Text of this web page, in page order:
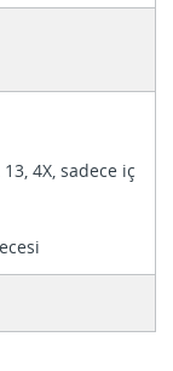
4X, sadece iç